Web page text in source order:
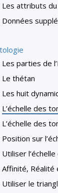
Les attributs du
Données
Les parties de
Le thétan
Les huit
L’échelle des
L’échelle des
Position sur
Utiliser
Affinité, Réalité
Utiliser le